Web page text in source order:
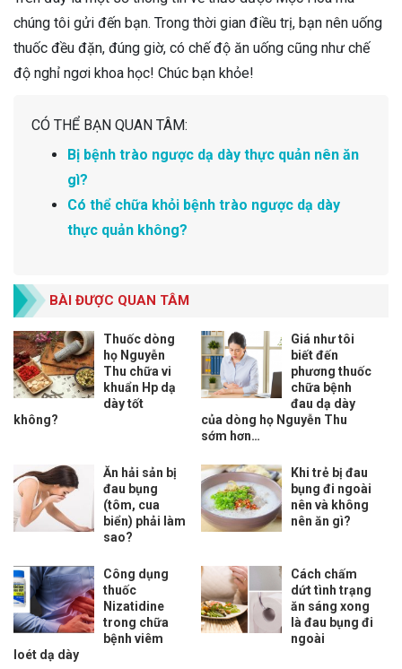
chúng tôi gửi đến bạn. Trong thời gian điều trị, bạn nên uống
thuốc đều đặn, đúng giờ, có chế độ ăn uống cũng như chế
độ nghỉ ngơi khoa học! Chúc bạn khỏe!
CÓ THỂ BẠN QUAN TÂM:
Bị bệnh trào ngược dạ dày thực quản nên ăn
gì?
Có thể chữa khỏi bệnh trào ngược dạ dày
thực quản không?
BÀI ĐƯỢC QUAN TÂM
Thuốc dòng
họ Nguyễn
Thu chữa vi
khuẩn Hp dạ
dày tốt
không?
Giá như tôi
biết đến
phương thuốc
chữa bệnh
đau dạ dày
của dòng họ Nguyễn Thu
sớm hơn…
Ăn hải sản bị
đau bụng
(tôm, cua
biển) phải làm
sao?
Khi trẻ bị đau
bụng đi ngoài
nên và không
nên ăn gì?
Công dụng
thuốc
Nizatidine
trong chữa
bệnh viêm
loét dạ dày
Cách chấm
dứt tình trạng
ăn sáng xong
là đau bụng đi
ngoài